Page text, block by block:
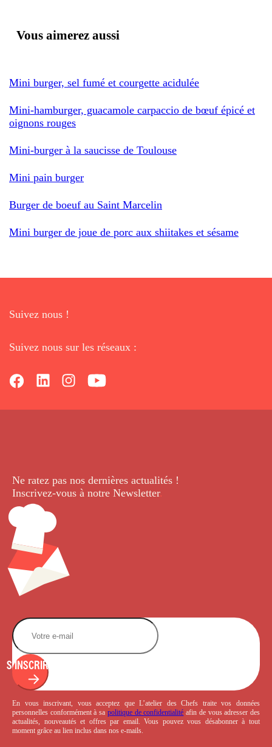
Vous aimerez aussi
Mini burger, sel fumé et courgette acidulée
Mini-hamburger, guacamole carpaccio de bœuf épicé et
oignons rouges
Mini-burger à la saucisse de Toulouse
Mini pain burger
Burger de boeuf au Saint Marcelin
Mini burger de joue de porc aux shiitakes et sésame
Suivez nous !
Suivez nous sur les réseaux :
Ne ratez pas nos dernières actualités !
Inscrivez-vous à notre Newsletter.
S'INSCRIRE
En vous inscrivant, vous acceptez que L’atelier des Chefs traite vos données
personnelles conformément à sa politique de confidentialité afin de vous adresser des
actualités, nouveautés et offres par email. Vous pouvez vous désabonner à tout
moment grâce au lien inclus dans nos e-mails.